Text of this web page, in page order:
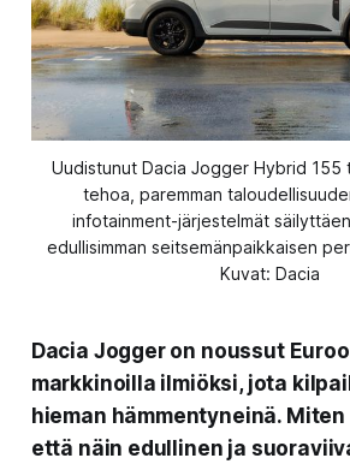
Uudistunut Dacia Jogger Hybrid 155
tehoa, paremman
infotainment-järjestelmät
edullisimman seitsemänpaikkaisen
Kuvat: Dacia
Dacia Jogger on noussut
markkinoilla ilmiöksi, jota
hieman hämmentyneinä.
että näin edullinen ja